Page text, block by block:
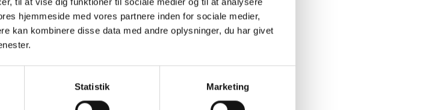
hjemmeside med vores partnere inden for sociale medier,
kan kombinere disse data med andre oplysninger, du har givet
Statistik Marketing
jeg også, at vi
netværk.
vores arbejde med
vi kan arbejde på tværs af